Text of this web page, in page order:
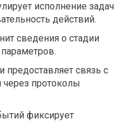
исполнение задач
действий.
сведения о стадии
предоставляет связь с
протоколы
фиксирует